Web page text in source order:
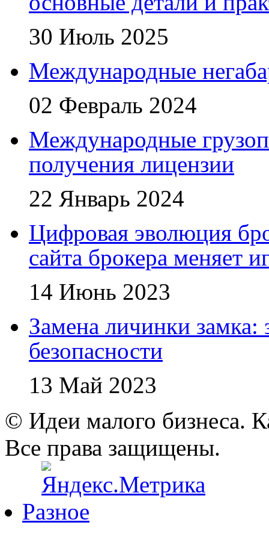
30 Июль 2025
Международные
02 Февраль 2024
Международные
получения лицензии
22 Январь 2024
Цифровая эволюция
сайта брокера меняет
14 Июнь 2023
Замена личинки замка:
безопасности
13 Май 2023
© Идеи малого бизнеса.
Все права защищены.
Разное